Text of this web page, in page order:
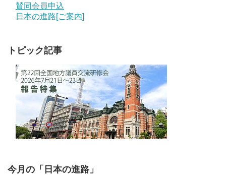
賛同会員申込
日本の進路[ご案内]
トピック記事
今月の「日本の進路」